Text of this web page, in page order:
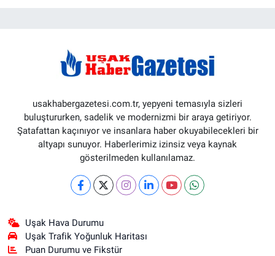
usakhabergazetesi.com.tr, yepyeni temasıyla sizleri
buluştururken, sadelik ve modernizmi bir araya getiriyor.
Şatafattan kaçınıyor ve insanlara haber okuyabilecekleri bir
altyapı sunuyor. Haberlerimiz izinsiz veya kaynak
gösterilmeden kullanılamaz.
Uşak Hava Durumu
Uşak Trafik Yoğunluk Haritası
Puan Durumu ve Fikstür